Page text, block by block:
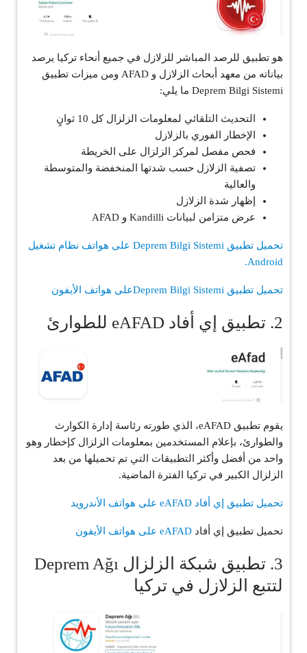
هو تطبيق للرصد المباشر للزلازل في جميع أنحاء تركيا يرصد
بياناته من معهد أبحاث الزلازل و AFAD ومن ميزات تطبيق
Deprem Bilgi Sistemi ما يلي:
التحديث التلقائي لمعلومات الزلزال كل 10 ثوانٍ
الإخطار الفوري بالزلازل
فحص مفصل لمركز الزلزال على الخريطة
تصفية الزلازل حسب شدتها المنخفضة والمتوسطة
والعالية
إظهار شدة الزلازل
عرض متزامن لبيانات Kandilli و AFAD
تحميل تطبيق Deprem Bilgi Sistemi على هواتف نظام تشغيل
Android.
تحميل تطبيق Deprem Bilgi Sistemiعلى هواتف الأيفون
2. تطبيق إي أفاد eAFAD للطوارئ
يقوم تطبيق eAFAD، الذي طورته رئاسة إدارة الكوارث
والطوارئ، بإعلام المستخدمين بمعلومات الزلزال كإخطار وهو
واحد من أفضل وأكثر التطبيقات التي تم تحميلها من بعد
الزلزال الكبير في تركيا الفترة الماضية.
تحميل تطبيق إي أفاد eAFAD على هواتف الأندرويد
تحميل تطبيق إي أفاد
3. تطبيق شبكة الزلزال Deprem Ağı
لتتبع الزلازل في تركيا